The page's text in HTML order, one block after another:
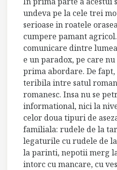
undeva pe la cele trei
serioase in roatele
cumpere pamant
comunicare dintre
e un paradox, pe care
prima abordare. De fapt,
teribila intre satul
romanesc. Insa nu se
informational, nici la
celor doua tipuri de
familiala: rudele de la
legaturile cu rudele de
la parinti, nepotii merg
intorc cu mancare, cu